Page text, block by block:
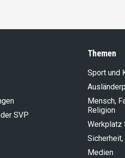
SVP
Themen
Sport und
Mensch,
Religion
Werkplatz
Sicherheit,
Medien